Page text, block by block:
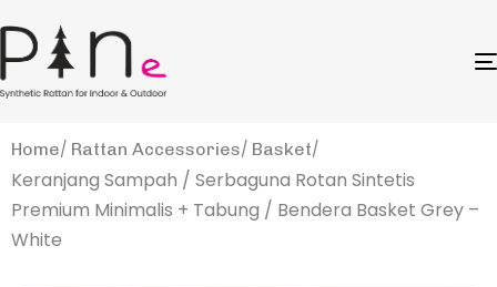
Home Rattan Accessories Basket
Keranjang Sampah / Serbaguna Rotan Sintetis
Premium Minimalis + Tabung / Bendera Basket Grey –
White